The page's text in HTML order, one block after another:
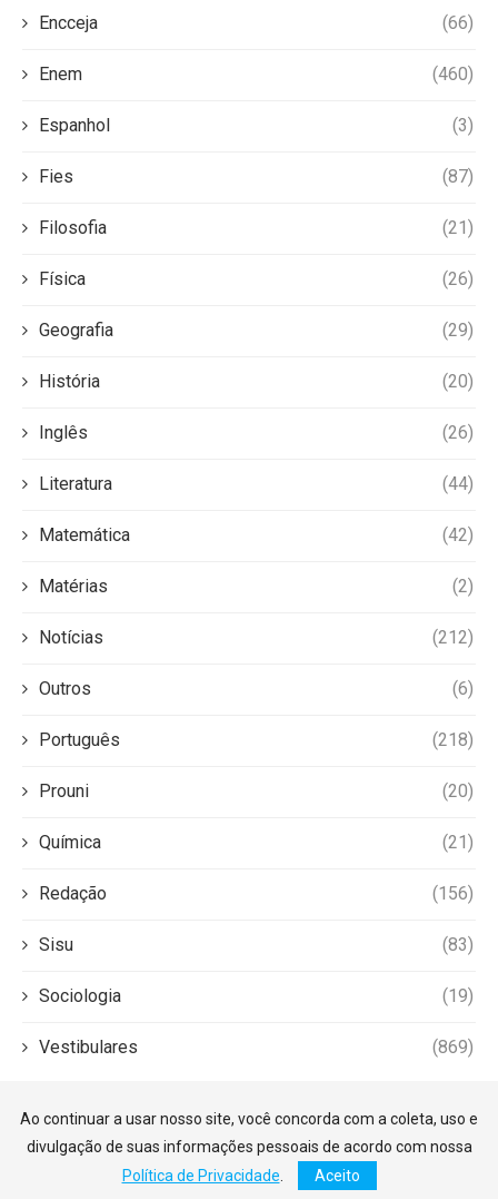
Encceja (66)
Enem (460)
Espanhol (3)
Fies (87)
Filosofia (21)
Física (26)
Geografia (29)
História (20)
Inglês (26)
Literatura (44)
Matemática (42)
Matérias (2)
Notícias (212)
Outros (6)
Português (218)
Prouni (20)
Química (21)
Redação (156)
Sisu (83)
Sociologia (19)
Vestibulares (869)
©2026 — Foco Enem. Todos os direitos reservados.
Ao continuar a usar nosso site, você concorda com a coleta, uso e
divulgação de suas informações pessoais de acordo com nossa
Política de Privacidade
Aceito